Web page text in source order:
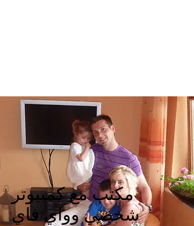
مكتب مع كمبيوتر
شخصي وواي فاي